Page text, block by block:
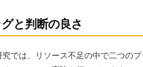
と判断の良さ
究では、リソース不足の中で二つの